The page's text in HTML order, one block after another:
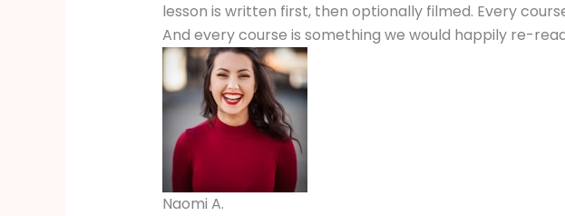
lesson is written first, then optionally filmed. Every
And every course is something we would happily re-
Naomi A.